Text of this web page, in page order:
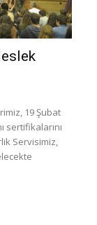
19 Şubat
sertifikalarını
Servisimiz,